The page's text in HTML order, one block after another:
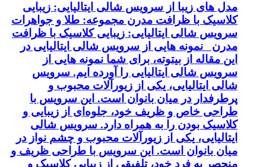
مدل های زیبا از سرویس شالی ایتالیایی: زیبایی
کلاسیک با ظرافت مدرن مجموعه: طلا و جواهرات
سرویس شالی ایتالیایی: زیبایی کلاسیک با ظرافت
مدرن نمونه هایی از سرویس شالی ایتالیایی در
این مقاله از بیتوته، برای شما نمونه هایی از
سرویس شالی ایتالیایی را آورده ایم. سرویس
شالی ایتالیایی، یکی از زیورآلات محبوب و
پرطرفدار در میان بانوان است. این سرویس با
طراحی خاص و ظریف خود، جلوه‌ای از زیبایی و
کلاسیک بودن را به همراه دارد. سرویس شالی
ایتالیایی، یکی از زیورآلات محبوب و چشم نواز در
میان بانوان است. این سرویس با طراحی ظریف و
منحصر به فرد خود، تلفیقی از زیبایی کلاسیک و